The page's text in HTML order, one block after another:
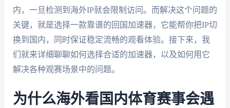
内，一旦检测到海外IP就会限制访问。而解决这个问题的
关键，就是选择一款靠谱的回国加速器，它能帮你把IP切
换到国内，同时保证稳定流畅的观看体验。接下来，我
们就来详细聊聊如何选择合适的加速器，以及如何用它
解决各种观赛场景中的问题。
为什么海外看国内体育赛事会遇